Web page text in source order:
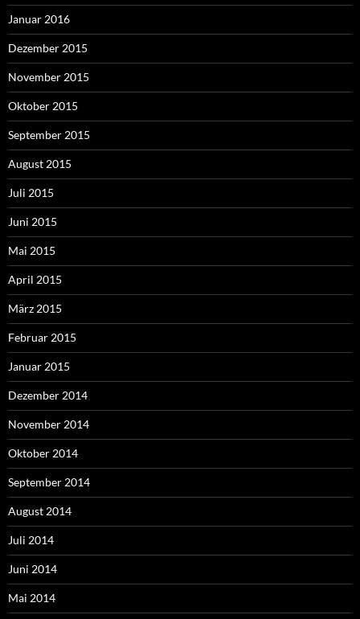
Januar 2016
Dezember 2015
November 2015
Oktober 2015
September 2015
August 2015
Juli 2015
Juni 2015
Mai 2015
April 2015
März 2015
Februar 2015
Januar 2015
Dezember 2014
November 2014
Oktober 2014
September 2014
August 2014
Juli 2014
Juni 2014
Mai 2014